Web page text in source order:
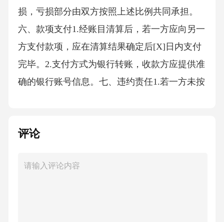
损，亏损部分由双方按照上述比例共同承担。
六、款项支付1.经账目清算后，若一方应向另一
方支付款项，应在清算结果确定后[X]日内支付
完毕。2.支付方式为银行转账，收款方应提供准
确的银行账号信息。七、违约责任1.若一方未按
受的全部损失。2.如一方违反保密义务，泄露合
付违约金人民币[违约金金额]元，并赔偿另一方
评论